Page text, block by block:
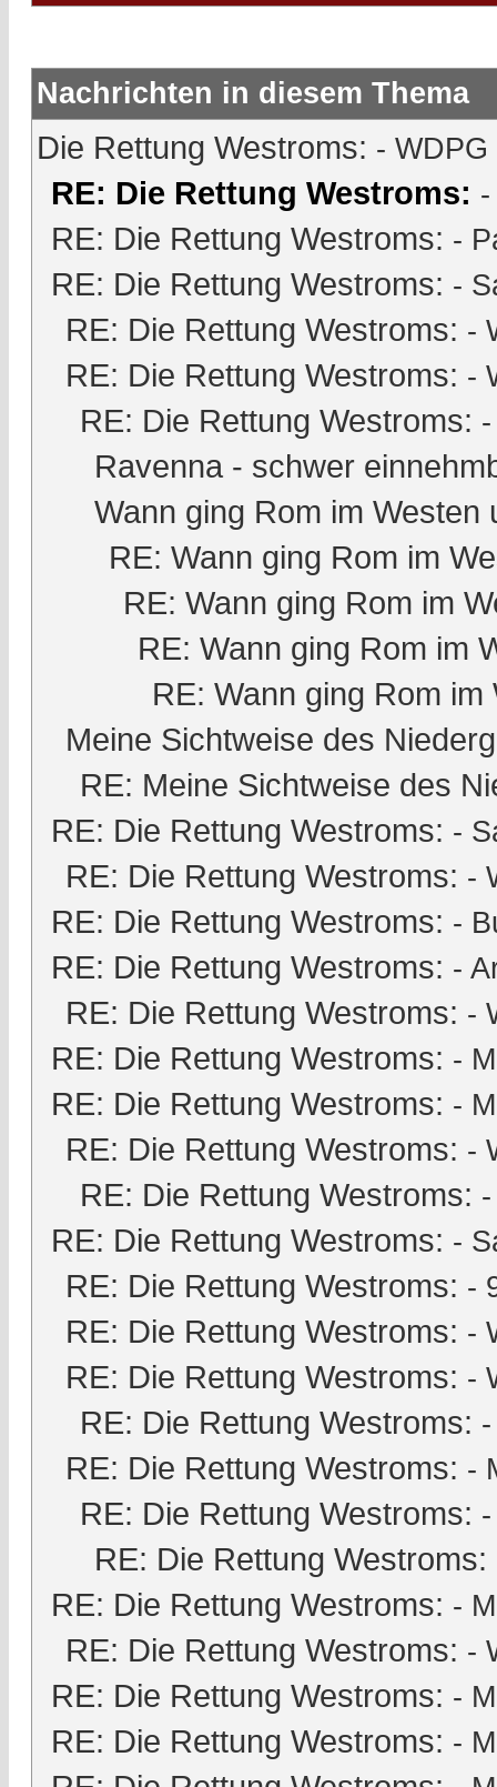
Nachrichten in diesem Thema
Die Rettung Westroms: -
RE: Die Rettung Westroms:
RE: Die Rettung Westroms: -
RE: Die Rettung Westroms: -
RE: Die Rettung Westroms: -
RE: Die Rettung Westroms: -
RE: Die Rettung Westroms:
Ravenna - schwer
Wann ging Rom im Westen
RE: Wann ging Rom im
RE: Wann ging Rom im
RE: Wann ging Rom im
RE: Wann ging Rom im
Meine Sichtweise des
RE: Meine Sichtweise des
RE: Die Rettung Westroms: -
RE: Die Rettung Westroms: -
RE: Die Rettung Westroms: -
RE: Die Rettung Westroms: -
RE: Die Rettung Westroms: -
RE: Die Rettung Westroms: -
RE: Die Rettung Westroms: -
RE: Die Rettung Westroms: -
RE: Die Rettung Westroms:
RE: Die Rettung Westroms: -
RE: Die Rettung Westroms: -
RE: Die Rettung Westroms: -
RE: Die Rettung Westroms: -
RE: Die Rettung Westroms:
RE: Die Rettung Westroms: -
RE: Die Rettung Westroms:
RE: Die Rettung Westroms:
RE: Die Rettung Westroms: -
RE: Die Rettung Westroms: -
RE: Die Rettung Westroms: -
RE: Die Rettung Westroms: -